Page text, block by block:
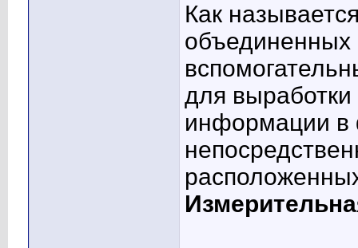
Как
объединенных
для
информации в